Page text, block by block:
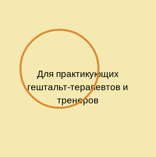
Для практикующих
гештальт-терапевтов и
тренеров